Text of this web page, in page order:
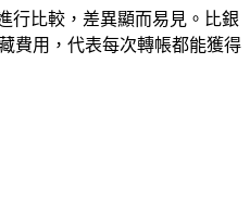
行比較，差異顯而易見。比銀
費用，代表每次轉帳都能獲得